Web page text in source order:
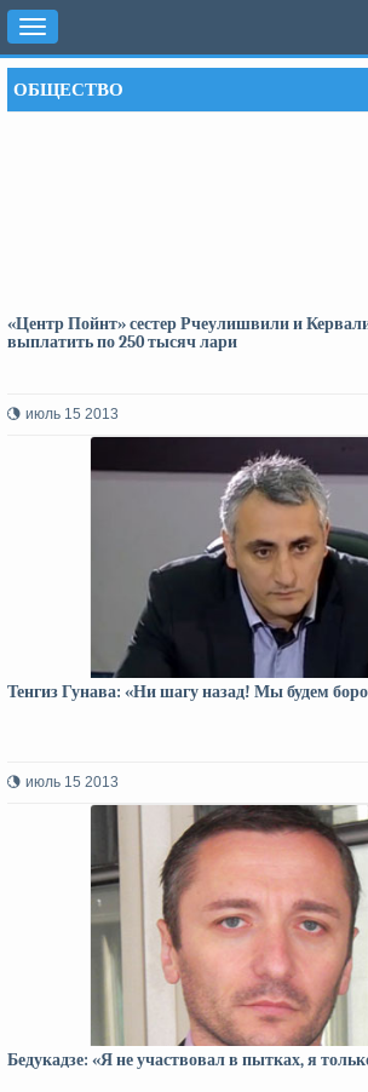
Toggle
navigation
ОБЩЕСТВО
«Центр Пойнт» сестер Рчеулишвили и
выплатить по 250 тысяч лари
июль 15 2013
Тенгиз Гунава: «Ни шагу назад! Мы будем
июль 15 2013
Бедукадзе: «Я не участвовал в пытках, я